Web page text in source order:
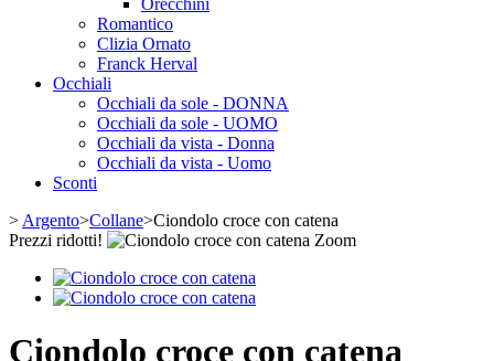
Romantico
Clizia Ornato
Franck Herval
Occhiali
Occhiali da sole - DONNA
Occhiali da sole - UOMO
Occhiali da vista - Donna
Occhiali da vista - Uomo
Sconti
> Argento>Collane>Ciondolo croce con catena
Prezzi ridotti!
Zoom
Ciondolo croce con catena